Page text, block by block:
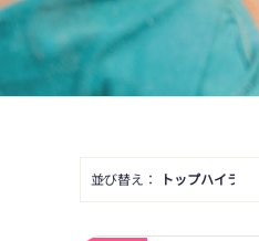
並び替え： トップハイライト